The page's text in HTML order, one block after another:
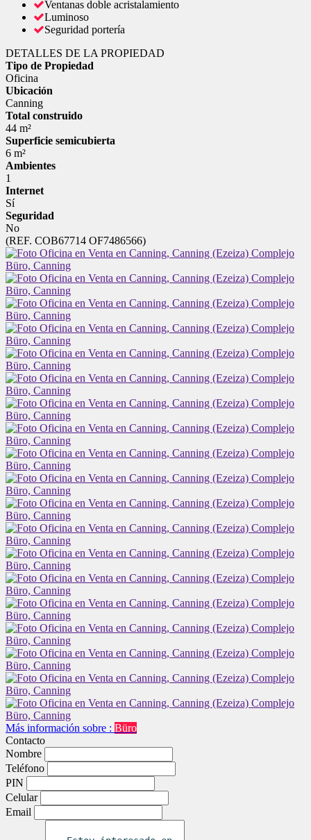
Ventanas doble acristalamiento
Luminoso
Seguridad portería
DETALLES DE LA PROPIEDAD
Tipo de Propiedad
Oficina
Ubicación
Canning
Total construido
44 m²
Superficie semicubierta
6 m²
Ambientes
1
Internet
Sí
Seguridad
No
(REF. COB67714 OF7486566)
Más información sobre : Büro
Contacto
Nombre
Teléfono
PIN
Celular
Email